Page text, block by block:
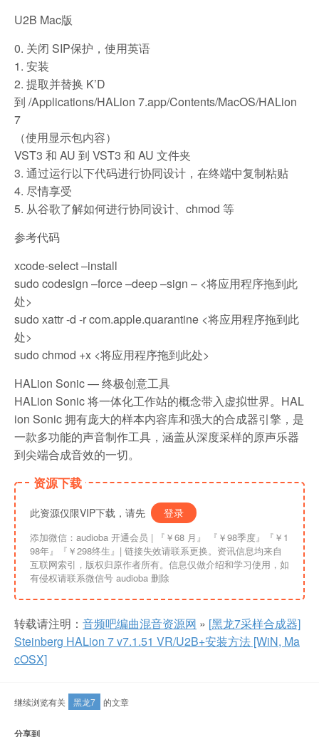
U2B Mac版
0. 关闭 SIP保护，使用英语
1. 安装
2. 提取并替换 K’D
到 /Applications/HALion 7.app/Contents/MacOS/HALion
7
（使用显示包内容）
VST3 和 AU 到 VST3 和 AU 文件夹
3. 通过运行以下代码进行协同设计，在终端中复制粘贴
4. 尽情享受
5. 从谷歌了解如何进行协同设计、chmod 等
参考代码
xcode-select –install
sudo codesign –force –deep –sign – <将应用程序拖到此
处>
sudo xattr -d -r com.apple.quarantine <将应用程序拖到此
处>
sudo chmod +x <将应用程序拖到此处>
HALion Sonic — 终极创意工具
HALion Sonic 将一体化工作站的概念带入虚拟世界。HAL
ion Sonic 拥有庞大的样本内容库和强大的合成器引擎，是
一款多功能的声音制作工具，涵盖从深度采样的原声乐器
到尖端合成音效的一切。
资源下载
此资源仅限VIP下载，请先 登录
添加微信：audioba 开通会员 | 『￥68 月』 『￥98季度』『￥1
98年』『￥298终生』| 链接失效请联系更换。资讯信息均来自
互联网索引，版权归原作者所有。信息仅做介绍和学习使用，如
有侵权请联系微信号 audioba 删除
转载请注明： 音频吧编曲混音资源网 » [黑龙7采样合成器]
Steinberg HALion 7 v7.1.51 VR/U2B+安装方法 [WiN, Ma
cOSX]
继续浏览有关 黑龙7 的文章
分享到